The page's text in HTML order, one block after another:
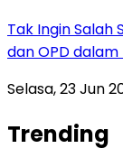
Tak Ingin Salah
dan OPD dalam
Selasa, 23 Jun
Trending